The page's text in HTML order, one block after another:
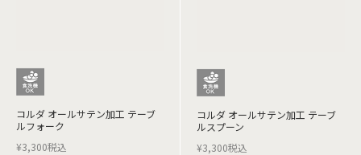
コルダ オールサテン加工 テーブ
ルフォーク
¥3,300税込
コルダ オールサテン加工 テーブ
ルスプーン
¥3,300税込